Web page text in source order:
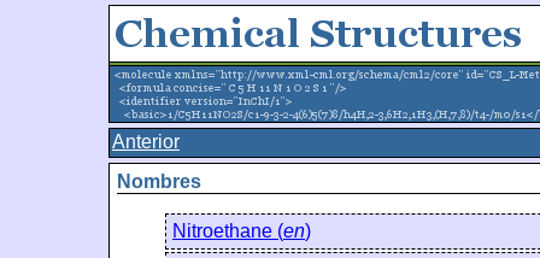
Anterior
Nombres
Nitroethane (en)